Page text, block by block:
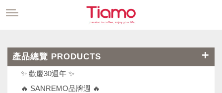
產品總覽 PRODUCTS
✨ 歡慶30週年 ✨
🔥 SANREMO品牌週 🔥